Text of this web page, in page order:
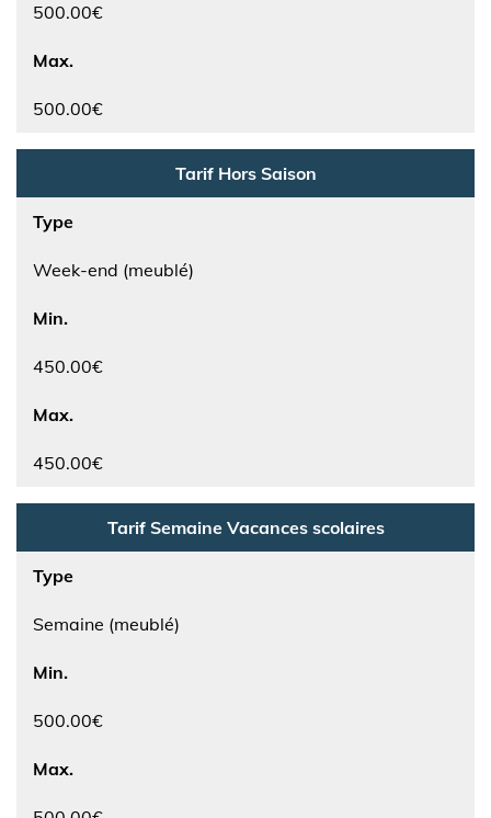
500.00€
Max.
500.00€
Tarif Hors Saison
Type
Week-end (meublé)
Min.
450.00€
Max.
450.00€
Tarif Semaine Vacances scolaires
Type
Semaine (meublé)
Min.
500.00€
Max.